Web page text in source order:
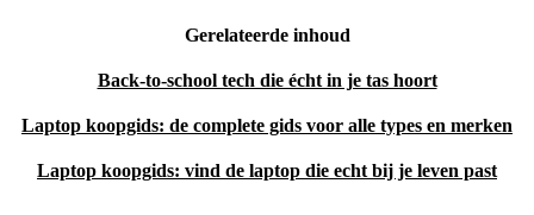
Gerelateerde inhoud
Back-to-school tech die écht in je tas hoort
Laptop koopgids: de complete gids voor alle types en merken
Laptop koopgids: vind de laptop die echt bij je leven past